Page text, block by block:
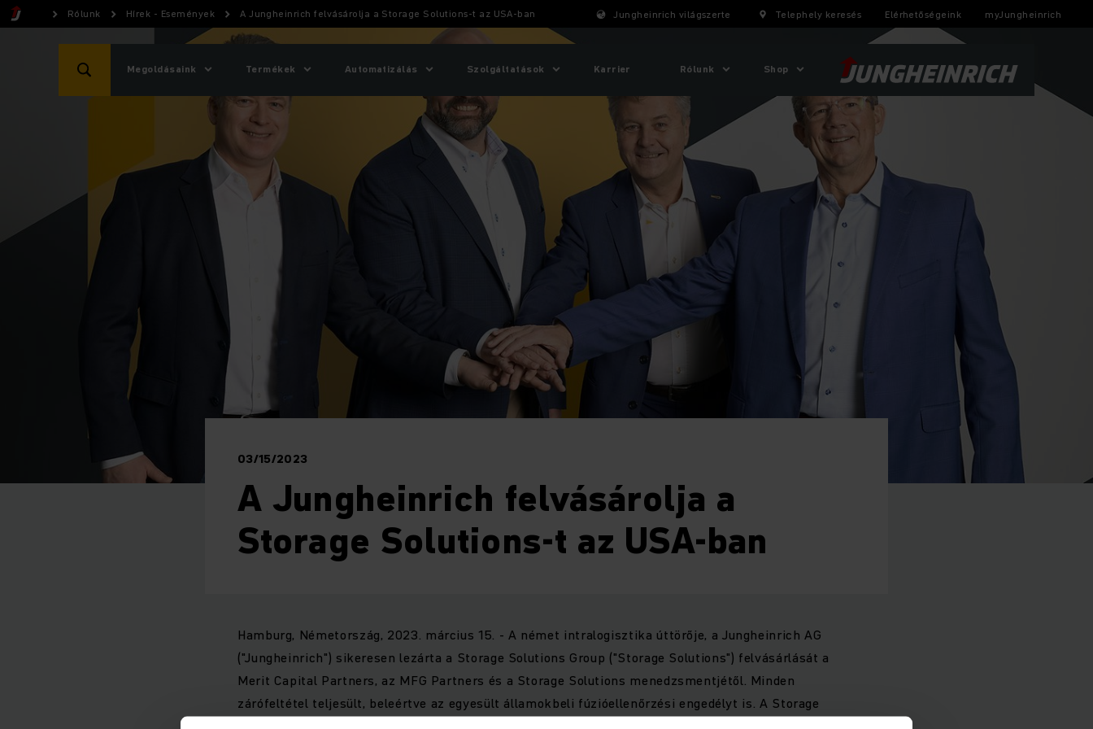
Rólunk Hírek - Események A Jungheinrich felvásárolja a Storage Solutions-t az USA-ban Jungheinrich világszerte Telephely keresés Elérhetőségeink myJungheinrich
Megoldásaink Termékek Automatizálás Szolgáltatások Karrier Rólunk Shop
03/15/2023
A Jungheinrich felvásárolja a
Storage Solutions-t az USA-ban
Hamburg, Németország, 2023. március 15. - A német intralogisztika úttörője, a Jungheinrich AG
("Jungheinrich") sikeresen lezárta a Storage Solutions Group ("Storage Solutions") felvásárlását a
Merit Capital Partners, az MFG Partners és a Storage Solutions menedzsmentjétől. Minden
zárófeltétel teljesült, beleértve az egyesült államokbeli fúzióellenőrzési engedélyt is. A Storage